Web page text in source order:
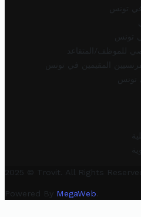
تونس
تونس
للموظف/المتقاعد
المقيمين في تونس
تونس
2025 © Trovit. All Rights
Powered By MegaWeb